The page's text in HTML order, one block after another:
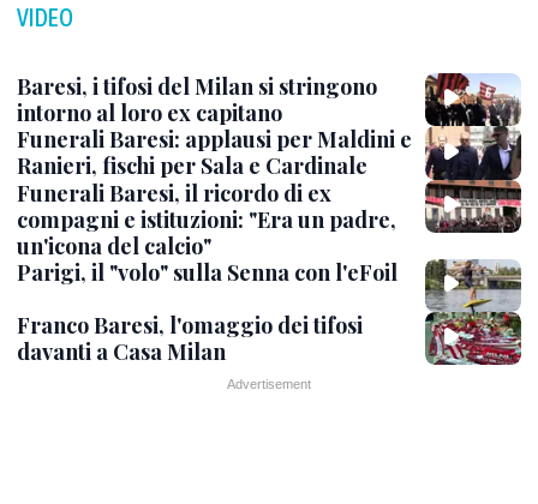
VIDEO
Baresi, i tifosi del Milan si stringono
intorno al loro ex capitano
Funerali Baresi: applausi per Maldini e
Ranieri, fischi per Sala e Cardinale
Funerali Baresi, il ricordo di ex
compagni e istituzioni: "Era un padre,
un'icona del calcio"
Parigi, il "volo" sulla Senna con l'eFoil
Franco Baresi, l'omaggio dei tifosi
davanti a Casa Milan